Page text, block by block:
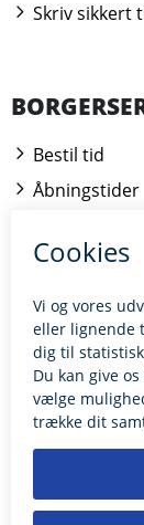
Skriv sikkert
Bestil tid
Åbningstider
Kontakt
Giv feedback